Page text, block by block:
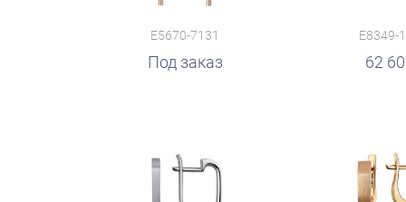
E5670-7131
Под заказ
E8349-
62
руб.